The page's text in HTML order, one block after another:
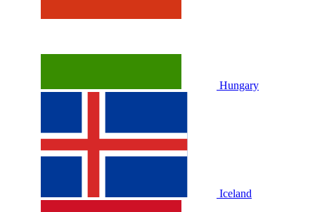
Hungary
Iceland